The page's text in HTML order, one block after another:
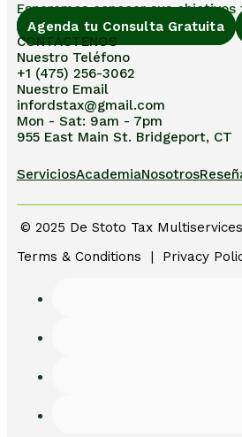
Esperamos conocer sus objetivos
Agenda tu Consulta Gratuita
CONTÁCTENOS
Nuestro Teléfono
+1 (475) 256-3062
Nuestro Email
infordstax@gmail.com
Mon - Sat: 9am - 7pm
955 East Main St. Bridgeport, CT
ServiciosAcademiaNosotros
© 2025 De Stoto Tax
Terms & Conditions | Privacy